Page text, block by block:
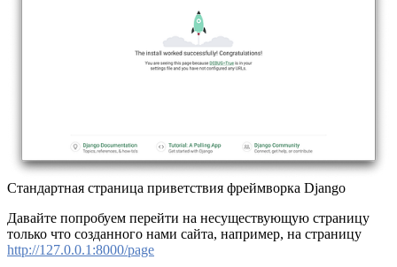
Стандартная страница приветствия фреймворка Django
Давайте попробуем перейти на несуществующую страницу
только что созданного нами сайта, например, на страницу
http://127.0.0.1:8000/page